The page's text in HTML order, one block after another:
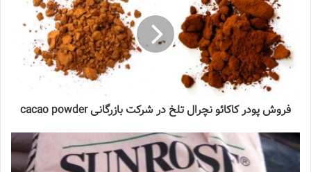
فروش پودر کاکائو نچرال تلخ در شرکت بازرگانی cacao powder